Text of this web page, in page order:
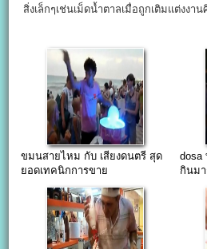
สิ่งเล็กๆเช่นเม็ดน้ำตาลเมื่อถูกเติมแต่งงา
ขมนสายไหม กับ เสียงดนตรี สุด
ยอดเทคนิกการขาย
dosa
กินม